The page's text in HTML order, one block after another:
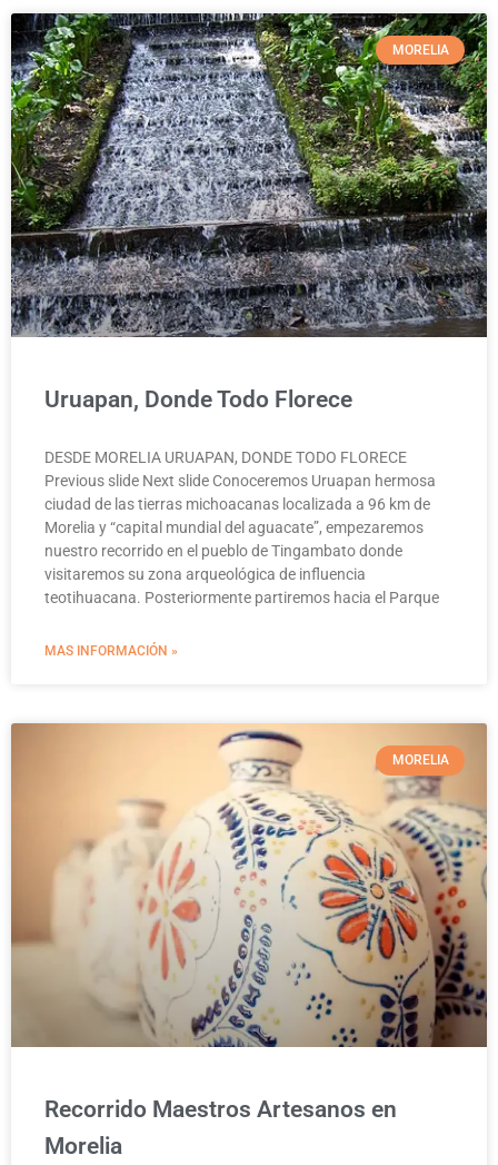
MORELIA
Uruapan, Donde Todo Florece
DESDE MORELIA URUAPAN, DONDE TODO FLORECE
Previous slide Next slide Conoceremos Uruapan hermosa
ciudad de las tierras michoacanas localizada a 96 km de
Morelia y “capital mundial del aguacate”, empezaremos
nuestro recorrido en el pueblo de Tingambato donde
visitaremos su zona arqueológica de influencia
teotihuacana. Posteriormente partiremos hacia el Parque
MAS INFORMACIÓN »
MORELIA
Recorrido Maestros Artesanos en
Morelia